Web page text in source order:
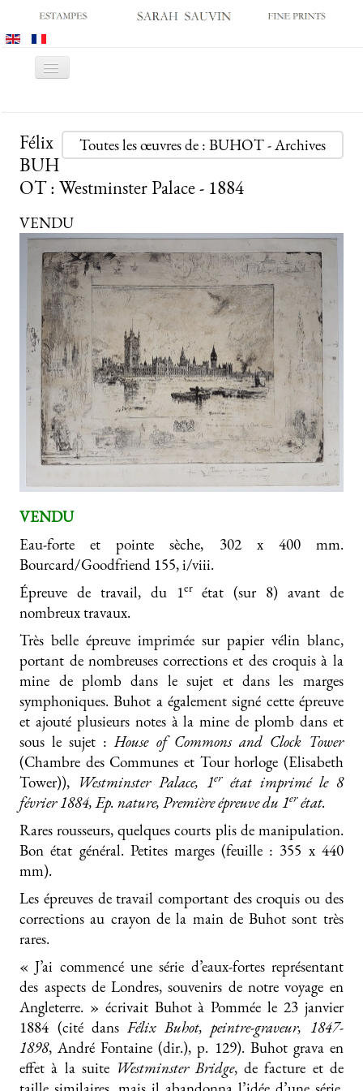
Basculer
GALERIE
SALONS
CATALOGUES
ESTAMPES ANCIENNES
ESTAMPES MODERNES
ARCHIVES
ACHATS DES MUSÉES
CONTACT
Toutes les œuvres de : BUHOT - Archives
Félix
BUH
OT : Westminster Palace - 1884
VENDU
VENDU
Eau-forte et pointe sèche, 302 x 400 mm.
Bourcard/Goodfriend 155, i/viii.
Épreuve de travail, du 1erétat (sur 8) avant de
nombreux travaux.
Très belle épreuve imprimée sur papier vélin blanc,
portant de nombreuses corrections et des croquis à la
mine de plomb dans le sujet et dans les marges
symphoniques. Buhot a également signé cette épreuve
et ajouté plusieurs notes à la mine de plomb dans et
sous le sujet :House of Commons and Clock Tower
(Chambre des Communes et Tour horloge (Elisabeth
Tower)), Westminster Palace, 1erétat imprimé le 8
février 1884, Ep. nature, Première épreuve du 1erétat.
Rares rousseurs, quelques courts plis de manipulation.
Bon état général. Petites marges (feuille : 355 x 440
mm).
Les épreuves de travail comportant des croquis ou des
corrections au crayon de la main de Buhot sont très
rares.
« J’ai commencé une série d’eaux-fortes représentant
des aspects de Londres, souvenirs de notre voyage en
Angleterre. » écrivait Buhot à Pommée le 23 janvier
1884 (cité dansFélix Buhot, peintre-graveur, 1847-
1898, André Fontaine (dir.), p. 129). Buhot grava en
effet à la suite Westminster Bridge, de facture et de